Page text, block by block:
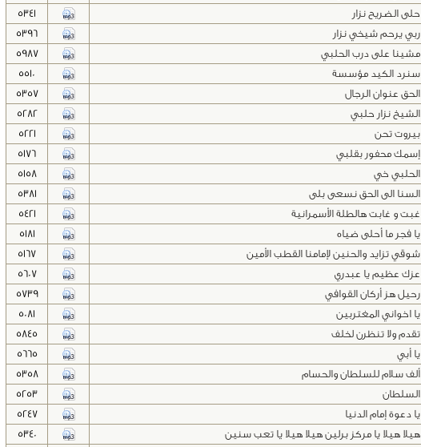
حلى الضريح نزار
5341
ربي يرحم شيخي نزار
5396
مشينا على درب الحلبي
5987
سنرد الكيد مؤسسة
5510
الحق عنوان الرجال
5357
الشيخ نزار حلبي
5282
بيروت تحن
5221
إسمك محفور بقلبي
5176
الحلبي خي
5158
السنا الى الحق نسعى بلى
5381
غبت و غابت هالطلة الأسمرانية
5421
يا فجر ما أحلى ضياه
5181
شوقي تزايد والحنين لإمامنا القطب الأمين
5167
عزك عظيم يا عبدري
5607
رحيل هز أركان القوافي
5739
يا اخواني المغتربين
5081
تقدم ولا تنظرن لخلف
5845
يا أبي
5665
ألف سلام للسلطان والحسام
5358
السلطان
5253
يا دعوة إمام الدنيا
5247
هيلا هيلا يا مركز برلين هيلا هيلا يا تعب سنين
5340